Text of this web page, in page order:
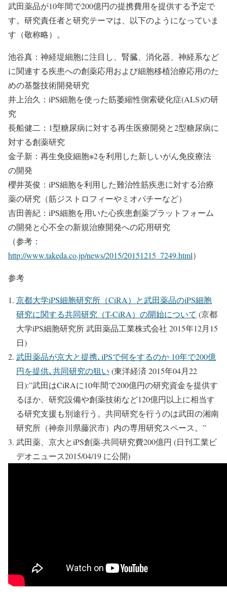
武田薬品が10年間で200億円の提携費用を提供する予定で
す。研究責任者と研究テーマは、以下のようになっていま
す（敬称略）。
池谷真：神経堤細胞に注目し、腎臓、消化器、神経系など
に関連する疾患への創薬応用および細胞移植治療応用のた
めの基盤技術開発研究
井上治久：iPS細胞を使った筋萎縮性側索硬化症(ALS)の研
究
長船健二：1型糖尿病に対する再生医療開発と2型糖尿病に
対する創薬研究
金子新：再生免疫細胞※2を利用した新しいがん免疫療法
の開発
櫻井英俊：iPS細胞を利用した難治性筋疾患に対する治療
薬の研究（筋ジストロフィーやミオパチーなど）
吉田善紀：iPS細胞を用いた心疾患創薬プラットフォーム
の開発と心不全の新規治療開発への応用研究
（参考：
http://www.takeda.co.jp/news/2015/20151215_7249.html）
参考
京都大学iPS細胞研究所（CiRA）と武田薬品のiPS細胞
研究に関する共同研究（T-CiRA）の開始について (京都
大学iPS細胞研究所 武田薬品工業株式会社 2015年12月15
日)
武田薬品が京大と提携､iPSで何をするのか 10年で200億
円を提供､共同研究の狙い (東洋経済 2015年04月22
日):”武田はCiRAに10年間で200億円の研究資金を提供す
るほか、研究設備や創薬技術など120億円以上に相当す
る研究支援も別途行う。共同研究を行うのは武田の湘南
研究所（神奈川県藤沢市）内の専用研究スペース。”
武田薬、京大とiPS創薬-共同研究費200億円 (日刊工業ビ
デオニュース2015/04/19 に公開)